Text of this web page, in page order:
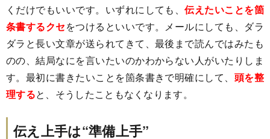
くだけでもいいです。いずれにしても、伝えたいことを箇
条書するクセをつけるといいです。メールにしても、ダラ
ダラと長い文章が送られてきて、最後まで読んではみたも
のの、結局なにを言いたいのかわからない人がいたりしま
す。最初に書きたいことを箇条書きで明確にして、 頭を整
理すると、そうしたこともなくなります。
伝え上手は“準備上手”